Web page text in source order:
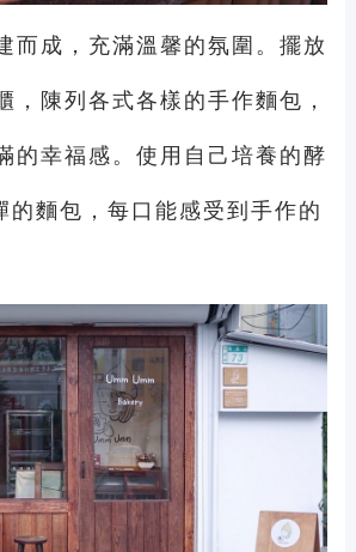
而成，充滿溫馨的氛圍。擺放
，陳列各式各樣的手作麵包，
的幸福感。使用自己培養的酵
的麵包，每口能感受到手作的